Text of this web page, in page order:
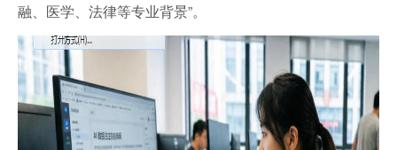
融、医学、法律等专业背景”。